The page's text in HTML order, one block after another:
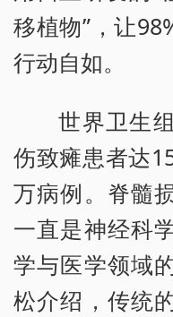
移植物”，让
行动自如。
世界卫生
伤致瘫患者达
万病例。脊髓
一直是神经科
学与医学领域
松介绍，传统